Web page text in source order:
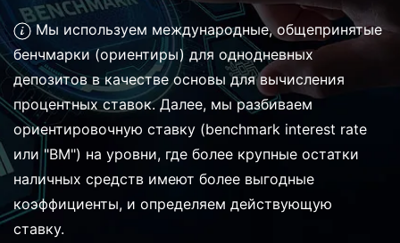
Мы используем международные, общепринятые
бенчмарки (ориентиры) для однодневных
депозитов в качестве основы для вычисления
процентных ставок. Далее, мы разбиваем
ориентировочную ставку (benchmark interest rate
или "BM") на уровни, где более крупные остатки
наличных средств имеют более выгодные
коэффициенты, и определяем действующую
ставку.